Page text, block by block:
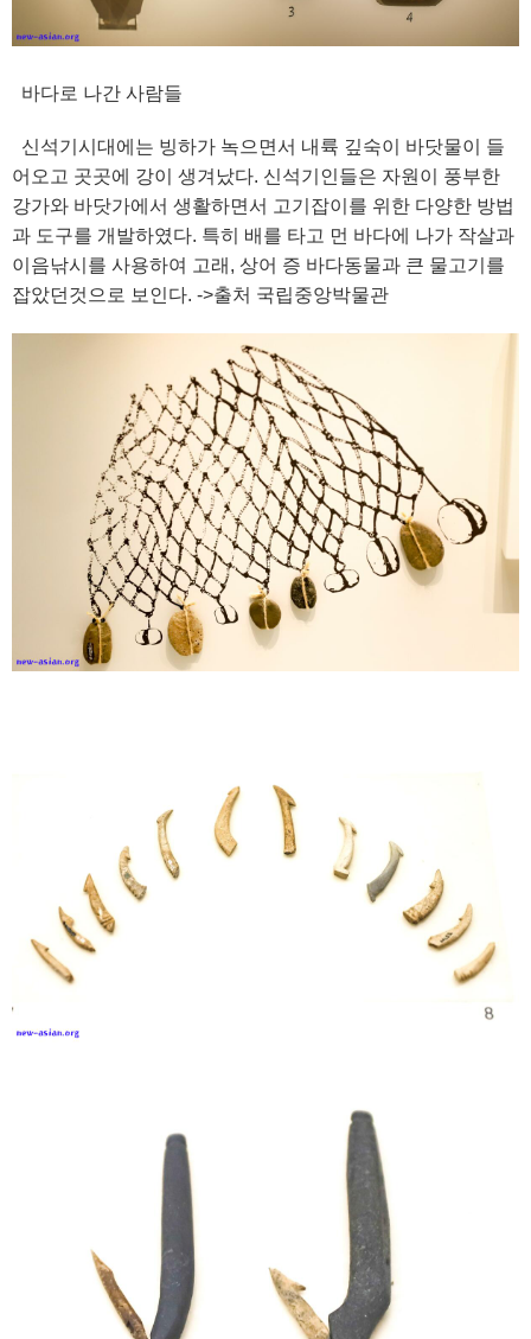
바다로 나간 사람들
신석기시대에는 빙하가 녹으면서 내륙 깊숙이 바닷물이 들
어오고 곳곳에 강이 생겨났다. 신석기인들은 자원이 풍부한
강가와 바닷가에서 생활하면서 고기잡이를 위한 다양한 방법
과 도구를 개발하였다. 특히 배를 타고 먼 바다에 나가 작살과
이음낚시를 사용하여 고래, 상어 증 바다동물과 큰 물고기를
잡았던것으로 보인다. ->출처 국립중앙박물관